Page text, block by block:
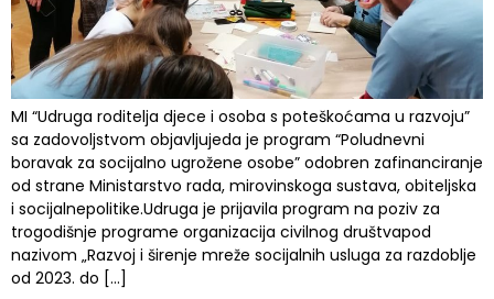
MI “Udruga roditelja djece i osoba s poteškoćama u razvoju”
sa zadovoljstvom objavljujeda je program “Poludnevni
boravak za socijalno ugrožene osobe” odobren zafinanciranje
od strane Ministarstvo rada, mirovinskoga sustava, obiteljska
i socijalnepolitike.Udruga je prijavila program na poziv za
trogodišnje programe organizacija civilnog društvapod
nazivom „Razvoj i širenje mreže socijalnih usluga za razdoblje
od 2023. do […]